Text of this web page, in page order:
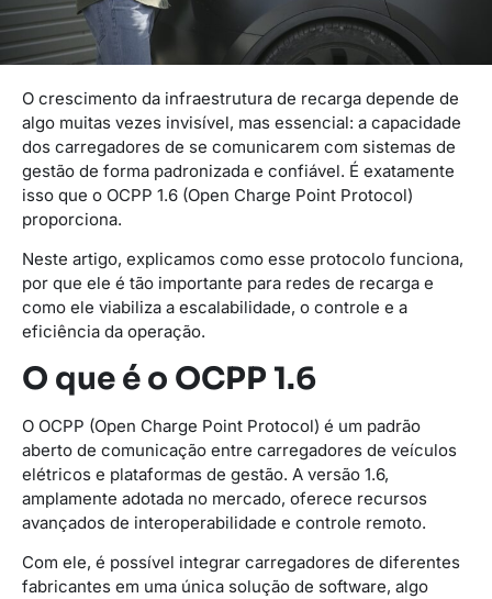
O crescimento da infraestrutura de recarga depende de
algo muitas vezes invisível, mas essencial: a capacidade
dos carregadores de se comunicarem com sistemas de
gestão de forma padronizada e confiável. É exatamente
isso que o OCPP 1.6 (Open Charge Point Protocol)
proporciona.
Neste artigo, explicamos como esse protocolo funciona,
por que ele é tão importante para redes de recarga e
como ele viabiliza a escalabilidade, o controle e a
eficiência da operação.
O que é o OCPP 1.6
O OCPP (Open Charge Point Protocol) é um padrão
aberto de comunicação entre carregadores de veículos
elétricos e plataformas de gestão. A versão 1.6,
amplamente adotada no mercado, oferece recursos
avançados de interoperabilidade e controle remoto.
Com ele, é possível integrar carregadores de diferentes
fabricantes em uma única solução de software, algo